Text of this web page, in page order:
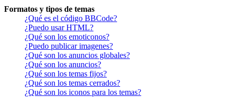
Formatos y tipos de temas
¿Qué es el código BBCode?
¿Puedo usar HTML?
¿Qué son los emoticonos?
¿Puedo publicar imagenes?
¿Qué son los anuncios globales?
¿Qué son los anuncios?
¿Qué son los temas fijos?
¿Qué son los temas cerrados?
¿Qué son los iconos para los temas?